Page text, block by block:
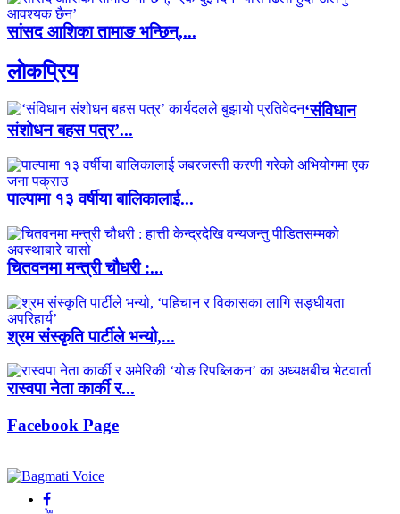
सांसद आशिका तामाङ भन्छिन्,...
लाेकप्रिय
‘संविधान
संशोधन बहस पत्र’...
पाल्पामा १३ वर्षीया बालिकालाई...
चितवनमा मन्त्री चौधरी :...
श्रम संस्कृति पार्टीले भन्यो,...
रास्वपा नेता कार्की र...
Facebook Page